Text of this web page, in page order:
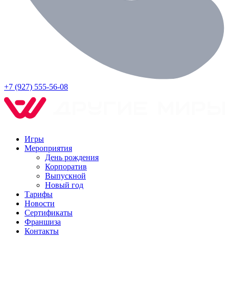
+7 (927) 555-56-08
Игры
Мероприятия
День рождения
Корпоратив
Выпускной
Новый год
Тарифы
Новости
Сертификаты
Франшиза
Контакты